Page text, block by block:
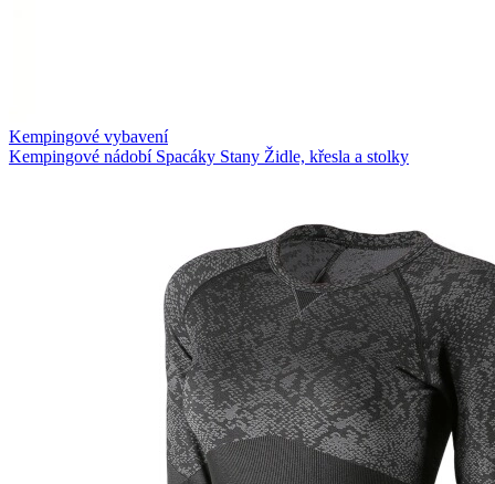
Kempingové vybavení
Kempingové nádobí Spacáky Stany Židle, křesla a stolky